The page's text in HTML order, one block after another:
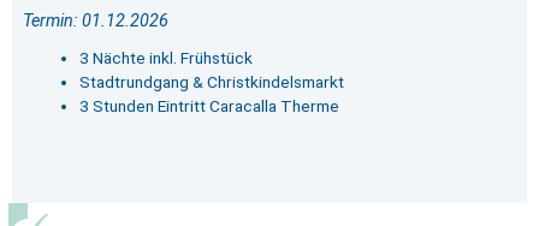
Termin: 01.12.2026
3 Nächte inkl. Frühstück
Stadtrundgang & Christkindelsmarkt
3 Stunden Eintritt Caracalla Therme